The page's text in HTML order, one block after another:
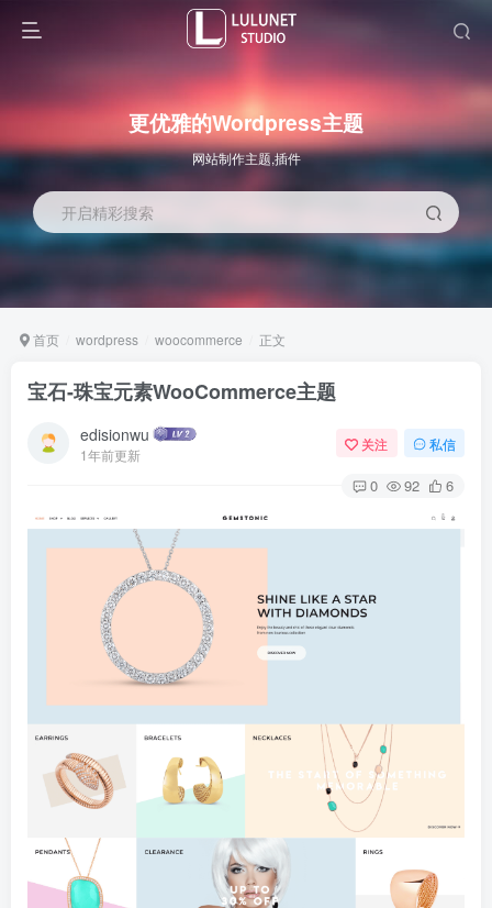
更优雅的Wordpress主题
网站制作主题,插件
开启精彩搜索
首页 wordpress woocommerce 正文
宝石-珠宝元素WooCommerce主题
edisionwu
1年前更新
关注 私信
0 92 6